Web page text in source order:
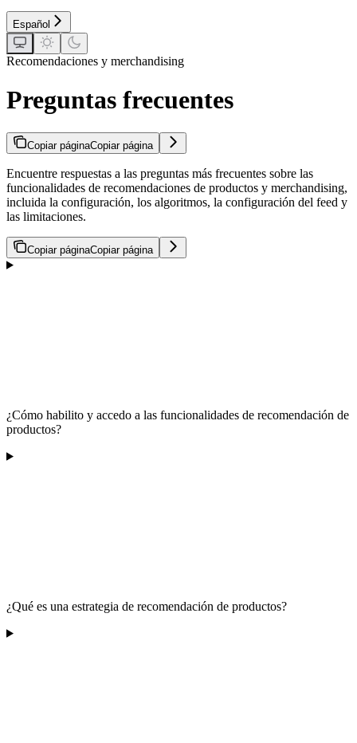
Español
Recomendaciones y merchandising
Preguntas frecuentes
Copiar páginaCopiar página
Encuentre respuestas a las preguntas más frecuentes sobre las
funcionalidades de recomendaciones de productos y merchandising,
incluida la configuración, los algoritmos, la configuración del feed y
las limitaciones.
Copiar páginaCopiar página
¿Cómo habilito y accedo a las funcionalidades de recomendación de
productos?
¿Qué es una estrategia de recomendación de productos?